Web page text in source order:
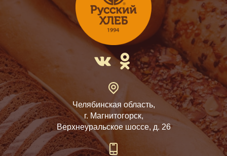
Челябинская область,
г. Магнитогорск,
Верхнеуральское шоссе, д. 26